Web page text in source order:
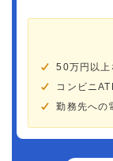
50万円以上
コンビニ
勤務先への